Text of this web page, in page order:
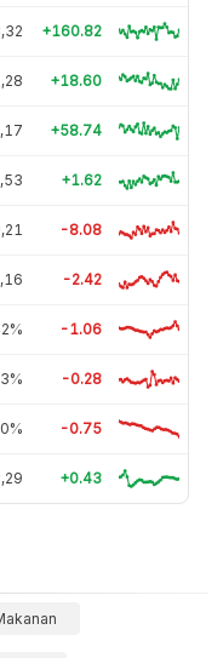
+160.82
+18.60
+58.74
+1.62
-8.08
-2.42
-1.06
-0.28
-0.75
+0.43